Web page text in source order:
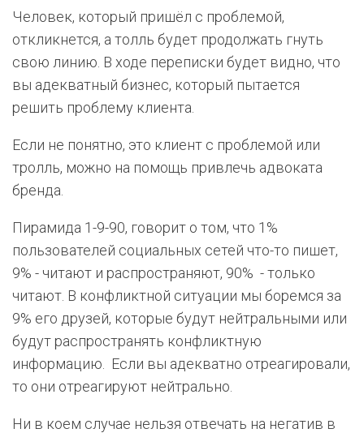
Человек, который пришёл с проблемой,
откликнется, а толль будет продолжать гнуть
свою линию. В ходе переписки будет видно, что
вы адекватный бизнес, который пытается
решить проблему клиента.
Если не понятно, это клиент с проблемой или
тролль, можно на помощь привлечь адвоката
бренда.
Пирамида 1-9-90, говорит о том, что 1%
пользователей социальных сетей что-то пишет,
9% - читают и распространяют, 90% - только
читают. В конфликтной ситуации мы боремся за
9% его друзей, которые будут нейтральными или
будут распространять конфликтную
информацию. Если вы адекватно отреагировали,
то они отреагируют нейтрально.
Ни в коем случае нельзя отвечать на негатив в